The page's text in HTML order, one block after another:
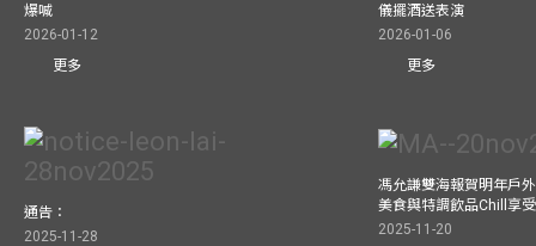
爆喊
2026-01-12
更多
儀擺酒送表演
2026-01-06
更多
通告：
2025-11-28
馮允謙雙海報賀明年戶
美食與特調飲品Chill享
2025-11-20